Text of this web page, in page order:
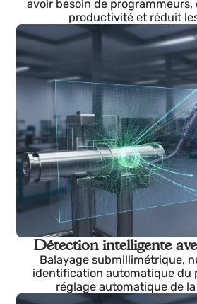
Fonctionnalités
Visite de KLUH :
Il détecte automatiquement
trajectoire et permet de
avoir besoin de
productivité et réduit